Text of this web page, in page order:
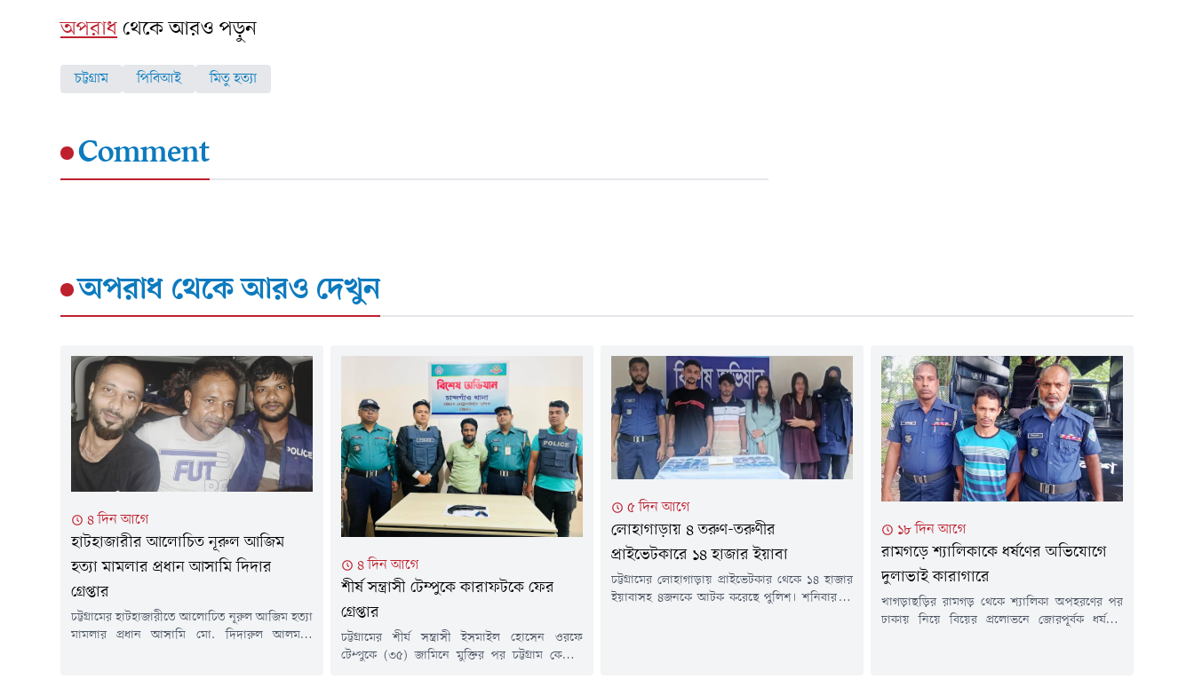
অপরাধথেকে আরও পড়ুন
চট্টগ্রাম পিবিআই মিতু হত্যা
Comment
অপরাধ থেকে আরও দেখুন
৪ দিন আগে
হাটহাজারীর আলোচিত নূরুল আজিম
হত্যা মামলার প্রধান আসামি দিদার
গ্রেপ্তার
চট্টগ্রামের হাটহাজারীতে আলোচিত নূরুল আজিম হত্যা
মামলার প্রধান আসামি মো. দিদারুল আলমকে
৪ দিন আগে
শীর্ষ সন্ত্রাসী টেম্পুকে কারাফটকে ফের
গ্রেপ্তার
চট্টগ্রামের শীর্ষ সন্ত্রাসী ইসমাইল হোসেন ওরফে
টেম্পুকে (৩৫) জামিনে মুক্তির পর চট্টগ্রাম কেন্দ্রীয়
৫ দিন আগে
লোহাগাড়ায় ৪ তরুণ-তরুণীর
প্রাইভেটকারে ১৪ হাজার ইয়াবা
চট্টগ্রামের লোহাগাড়ায় প্রাইভেটকার থেকে ১৪ হাজার
ইয়াবাসহ ৪জনকে আটক করেছে পুলিশ। শনিবার (১
১৮ দিন আগে
রামগড়ে শ্যালিকাকে ধর্ষণের অভিযোগে
দুলাভাই কারাগারে
খাগড়াছড়ির রামগড় থেকে শ্যালিকা অপহরণের পর
ঢাকায় নিয়ে বিয়ের প্রলোভনে জোরপূর্বক ধর্ষণের